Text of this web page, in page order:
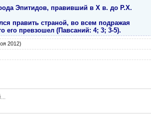
Эпитидов, правивший в X в. до Р.Х.
править страной, во всем подражая
его превзошел (Павсаний: 4; 3; 3-5).
2012)